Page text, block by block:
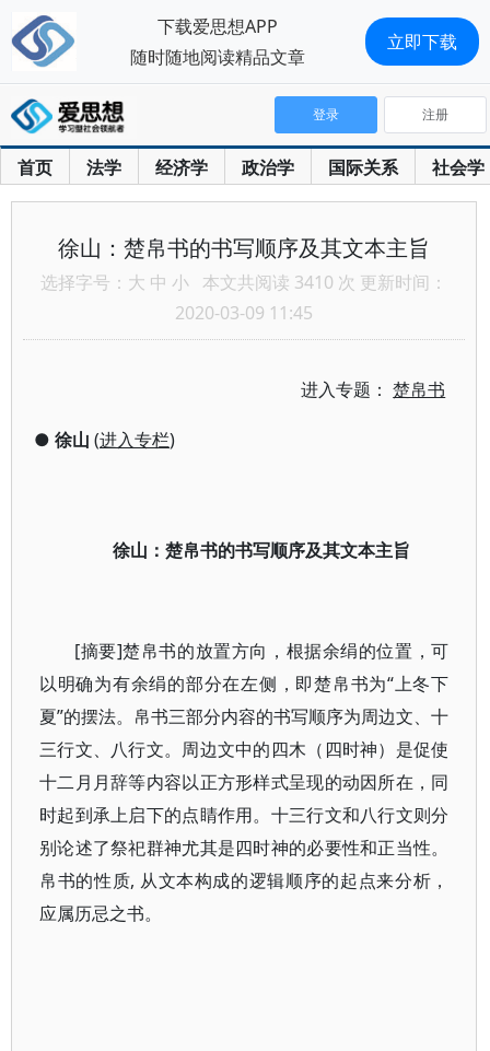
首页 法学 经济学 政治学 国际关系 社会学
登录 注册
徐山：楚帛书的书写顺序及其文本主旨
选择字号： 大 中 小 本文共阅读 3410 次 更新时间：
2020-03-09 11:45
进入专题：楚帛书
● 徐山 (进入专栏)
徐山：楚帛书的书写顺序及其文本主旨
[摘要]楚帛书的放置方向，根据余绢的位置，可
以明确为有余绢的部分在左侧，即楚帛书为“上冬下
夏”的摆法。帛书三部分内容的书写顺序为周边文、十
三行文、八行文。周边文中的四木（四时神）是促使
十二月月辞等内容以正方形样式呈现的动因所在，同
时起到承上启下的点睛作用。十三行文和八行文则分
别论述了祭祀群神尤其是四时神的必要性和正当性。
帛书的性质, 从文本构成的逻辑顺序的起点来分析，
应属历忌之书。
下载爱思想APP
随时随地阅读精品文章
立即下载